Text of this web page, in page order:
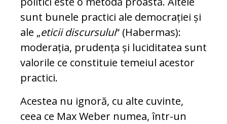
sunt bunele practici ale democrației și
ale „eti­cii discursului“ (Habermas):
moderația, prudența și luciditatea sunt
valorile ce constituie temeiul acestor
practici.
Acestea nu ignoră, cu alte cu­vinte,
ceea ce Max Weber nu­mea, într-un